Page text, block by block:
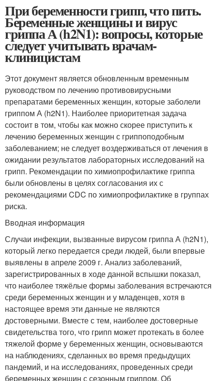
При беременности грипп, что пить.
Беременные женщины и вирус
гриппа А (h2N1): вопросы, которые
следует учитывать врачам-
клиницистам
Этот документ является обновленным временным
руководством по лечению противовирусными
препаратами беременных женщин, которые заболели
гриппом А (h2N1). Наиболее приоритетная задача
состоит в том, чтобы как можно скорее приступить к
лечению беременных женщин с гриппоподобным
заболеванием; не следует воздерживаться от лечения в
ожидании результатов лабораторных исследований на
грипп. Рекомендации по химиопрофилактике гриппа
были обновлены в целях согласования их с
рекомендациями CDC по химиопрофилактике в группах
риска.
Вводная информация
Случаи инфекции, вызванные вирусом гриппа А (h2N1),
который легко передается среди людей, были впервые
выявлены в апреле 2009 г. Анализ заболеваний,
зарегистрированных в ходе данной вспышки показал,
что наиболее тяжёлые формы заболевания встречаются
среди беременных женщин и у младенцев, хотя в
настоящее время эти данные не являются
достоверными. Вместе с тем, наиболее достоверные
свидетельства того, что грипп может протекать в более
тяжелой форме у беременных женщин, основываются
на наблюдениях, сделанных во время предыдущих
пандемий, и на исследованиях, проведенных среди
беременных женщин с сезонным гриппом. Об